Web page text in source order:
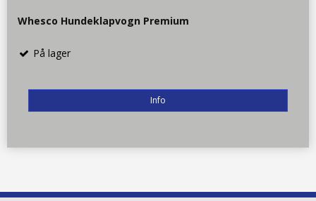
Whesco Hundeklapvogn Premium
På lager
Info